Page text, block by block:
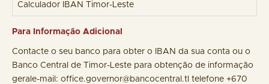
Calculador IBAN Timor-Leste
Para Informação Adicional
Contacte o seu banco para obter o IBAN da sua conta ou o
Banco Central de Timor-Leste para obtenção de informação
gerale-mail: office.governor@bancocentral.tl telefone +670